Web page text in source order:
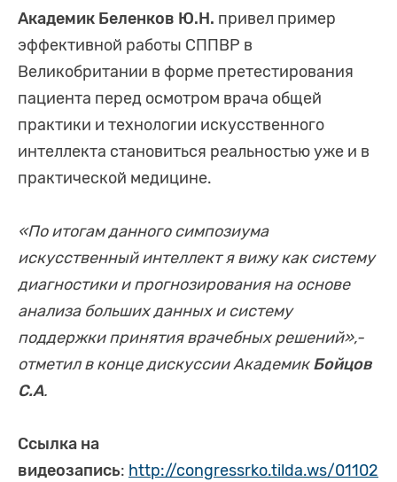
Академик Беленков Ю.Н. привел пример
эффективной работы СППВР в
Великобритании в форме претестирования
пациента перед осмотром врача общей
практики и технологии искусственного
интеллекта становиться реальностью уже и в
практической медицине.
«По итогам данного симпозиума
искусственный интеллект я вижу как систему
диагностики и прогнозирования на основе
анализа больших данных и систему
поддержки принятия врачебных решений»,-
отметил в конце дискуссии АкадемикБойцов
С.А.
Ссылка на
видеозапись: http://congressrko.tilda.ws/01102